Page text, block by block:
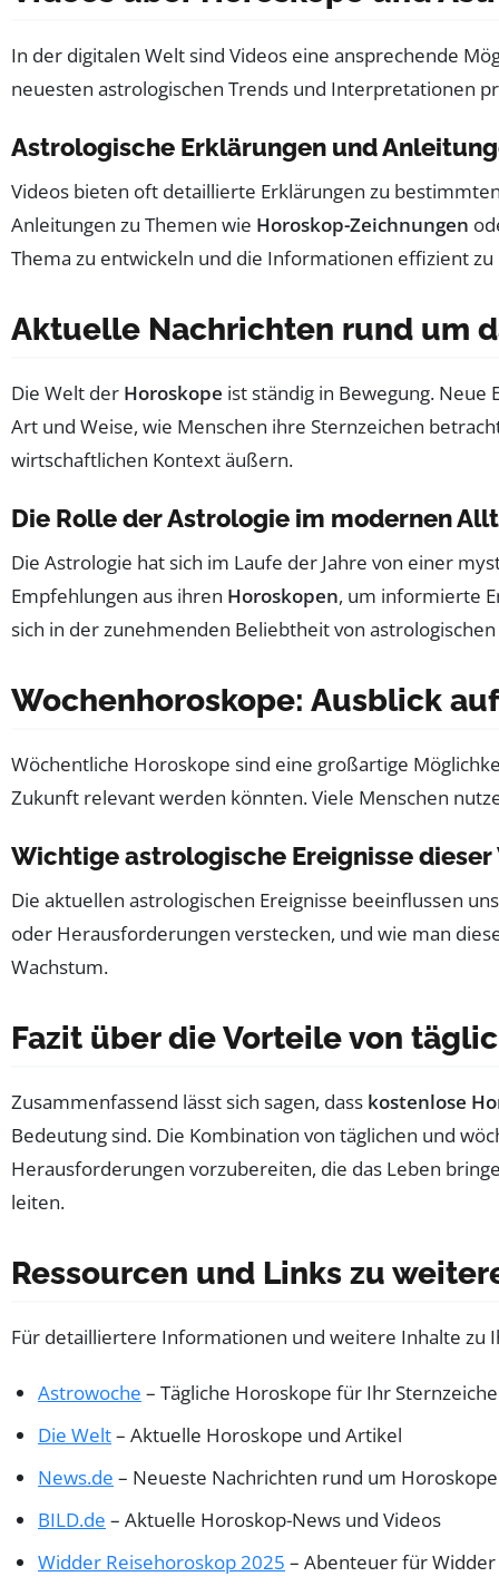
In der digitalen Welt sind Videos eine ansprechende
neuesten astrologischen Trends und Interpretationen
Astrologische Erklärungen und
Videos bieten oft detaillierte Erklärungen zu
Anleitungen zu Themen wie Horoskop-Zeichnungen
Thema zu entwickeln und die Informationen effizient zu
Aktuelle Nachrichten rund um
Die Welt der Horoskope ist ständig in Bewegung.
Art und Weise, wie Menschen ihre Sternzeichen
wirtschaftlichen Kontext äußern.
Die Rolle der Astrologie im modernen
Die Astrologie hat sich im Laufe der Jahre von einer
Empfehlungen aus ihren Horoskopen, um informierte
sich in der zunehmenden Beliebtheit von
Wochenhoroskope: Ausblick
Wöchentliche Horoskope sind eine großartige
Zukunft relevant werden könnten. Viele Menschen
Wichtige astrologische Ereignisse dieser
Die aktuellen astrologischen Ereignisse beeinflussen
oder Herausforderungen verstecken, und wie man
Wachstum.
Fazit über die Vorteile von
Zusammenfassend lässt sich sagen, dass kostenlose
Bedeutung sind. Die Kombination von täglichen und
Herausforderungen vorzubereiten, die das Leben
leiten.
Ressourcen und Links zu
Für detailliertere Informationen und weitere Inhalte zu
Astrowoche – Tägliche Horoskope für Ihr
Die Welt– Aktuelle Horoskope und Artikel
News.de – Neueste Nachrichten rund um Horoskope
BILD.de – Aktuelle Horoskop-News und Videos
Widder Reisehoroskop 2025 – Abenteuer für Widder